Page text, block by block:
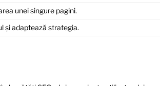
unei singure pagini.
și adaptează strategia.